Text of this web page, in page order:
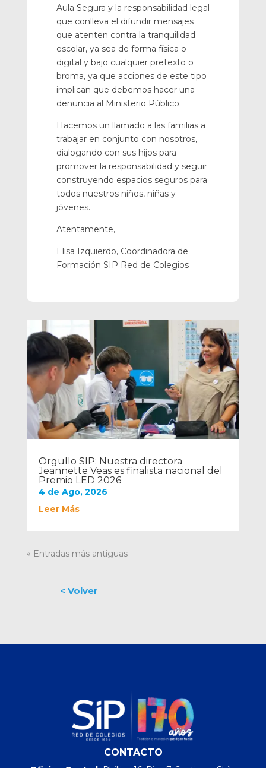
Orgullo SIP: Nuestra directora
Jeannette Veas es finalista nacional del
Premio LED 2026
4 de Ago, 2026
Leer Más
« Entradas más antiguas
Aula Segura y la responsabilidad legal
que conlleva el difundir mensajes
que atenten contra la tranquilidad
escolar, ya sea de forma física o
digital y bajo cualquier pretexto o
broma, ya que acciones de este tipo
implican que debemos hacer una
denuncia al Ministerio Público.
Hacemos un llamado a las familias a
trabajar en conjunto con nosotros,
dialogando con sus hijos para
promover la responsabilidad y seguir
construyendo espacios seguros para
todos nuestros niños, niñas y
jóvenes.
Atentamente,
Elisa Izquierdo, Coordinadora de
Formación SIP Red de Colegios
CONTACTO